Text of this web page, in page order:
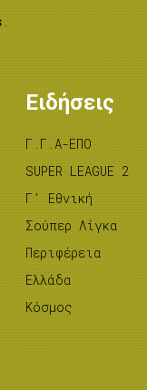
Ειδήσεις
Γ.Γ.Α-ΕΠΟ
SUPER LEAGUE 2
Γ’ Εθνική
Σούπερ Λίγκα
Περιφέρεια
Ελλάδα
Κόσμος